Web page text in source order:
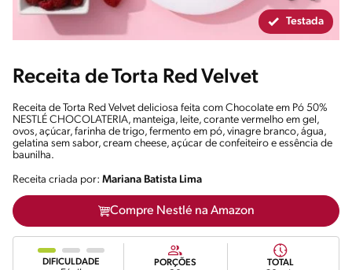
Testada
Receita de Torta Red Velvet
Receita de Torta Red Velvet deliciosa feita com Chocolate em Pó 50%
NESTLÉ CHOCOLATERIA, manteiga, leite, corante vermelho em gel,
ovos, açúcar, farinha de trigo, fermento em pó, vinagre branco, água,
gelatina sem sabor, cream cheese, açúcar de confeiteiro e essência de
baunilha.
Receita criada por: Mariana Batista Lima
Compre Nestlé na Amazon
DIFICULDADE PORÇÕES TOTAL